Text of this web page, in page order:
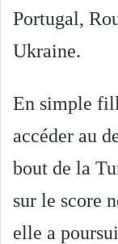
Portugal,
Ukraine.
En simple
accéder au
bout de la
sur le score
elle a